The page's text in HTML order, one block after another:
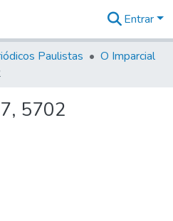
na
Entrar
Paulistas
O Imparcial
5702